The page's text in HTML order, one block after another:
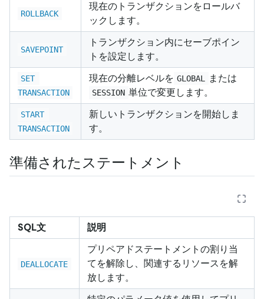
ROLLBACK
現在のトランザクションをロールバ
ックします。
SAVEPOINT
トランザクション内にセーブポイン
トを設定します。
SET
TRANSACTION
現在の分離レベルを GLOBAL または
SESSION 単位で変更します。
START
TRANSACTION
新しいトランザクションを開始しま
す。
準備されたステートメント
SQL文 説明
DEALLOCATE
プリペアドステートメントの割り当
てを解除し、関連するリソースを解
放します。